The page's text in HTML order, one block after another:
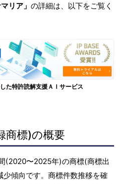
リア」 の詳細は、以下をご覧く
た特許読解支援ＡＩサービス
商標)の概要
(2020〜2025年)の商標(商標出
傾向です。商標件数推移を確